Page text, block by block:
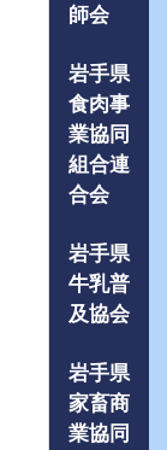
師会
岩手県
食肉事
業協同
組合連
合会
岩手県
牛乳普
及協会
岩手県
家畜商
業協同